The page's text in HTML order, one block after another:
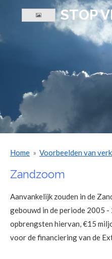
STOP
Home » Voorbeelden van
Zandzoom
Aanvankelijk zouden in de
gebouwd in de periode 2005 -
opbrengsten hiervan, €15
voor de financiering van de